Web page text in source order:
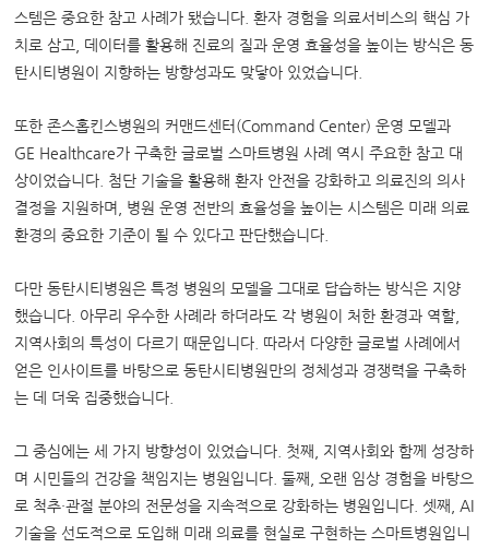
스템은 중요한 참고 사례가 됐습니다. 환자 경험을 의료서비스의 핵심 가
치로 삼고, 데이터를 활용해 진료의 질과 운영 효율성을 높이는 방식은 동
탄시티병원이 지향하는 방향성과도 맞닿아 있었습니다.
또한 존스홉킨스병원의 커맨드센터(Command Center) 운영 모델과
GE Healthcare가 구축한 글로벌 스마트병원 사례 역시 주요한 참고 대
상이었습니다. 첨단 기술을 활용해 환자 안전을 강화하고 의료진의 의사
결정을 지원하며, 병원 운영 전반의 효율성을 높이는 시스템은 미래 의료
환경의 중요한 기준이 될 수 있다고 판단했습니다.
다만 동탄시티병원은 특정 병원의 모델을 그대로 답습하는 방식은 지양
했습니다. 아무리 우수한 사례라 하더라도 각 병원이 처한 환경과 역할,
지역사회의 특성이 다르기 때문입니다. 따라서 다양한 글로벌 사례에서
얻은 인사이트를 바탕으로 동탄시티병원만의 정체성과 경쟁력을 구축하
는 데 더욱 집중했습니다.
그 중심에는 세 가지 방향성이 있었습니다. 첫째, 지역사회와 함께 성장하
며 시민들의 건강을 책임지는 병원입니다. 둘째, 오랜 임상 경험을 바탕으
로 척추·관절 분야의 전문성을 지속적으로 강화하는 병원입니다. 셋째, AI
기술을 선도적으로 도입해 미래 의료를 현실로 구현하는 스마트병원입니